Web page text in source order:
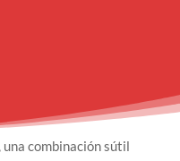
combinación sútil